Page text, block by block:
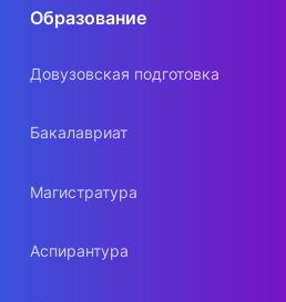
Образование
Довузовская подготовка
Бакалавриат
Магистратура
Аспирантура